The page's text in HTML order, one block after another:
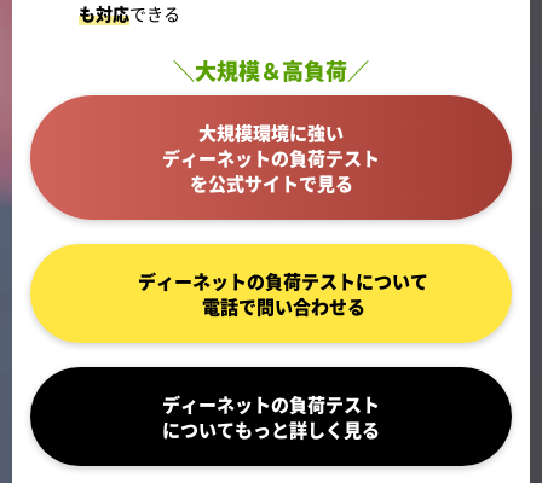
も対応できる
＼大規模＆高負荷／
大規模環境に強い
ディーネットの負荷テスト
を公式サイトで見る
ディーネットの負荷テストについて
電話で問い合わせる
ディーネットの負荷テスト
についてもっと詳しく見る